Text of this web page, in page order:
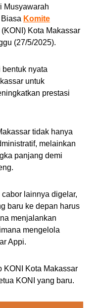
Musyawarah
Komite
(KONI) Kota Makassar
(27/5/2025).
nyata
untuk
prestasi
tidak hanya
melainkan
panjang demi
lainnya digelar,
baru ke depan harus
menjalankan
mengelola
Appi.
KONI Kota Makassar
KONI yang baru.